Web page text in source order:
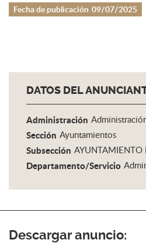
Fecha de publicación 09/07/2025
DATOS DEL
Administración
Sección Ayuntamientos
Subsección AYUNTAMIENTO
Departamento/Servicio
Descargar anuncio: